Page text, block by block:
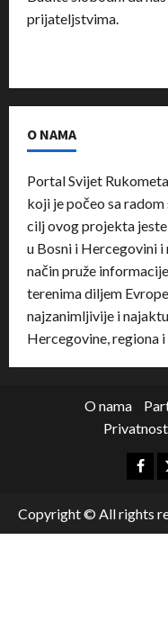
prijateljstvima.
O NAMA
Portal Svijet
koji je počeo sa
cilj ovog projekta
u Bosni i Hercegovini
način pruže
terenima diljem
najzanimljivije i
Hercegovine, regiona i
O nama
Copyright © All rights